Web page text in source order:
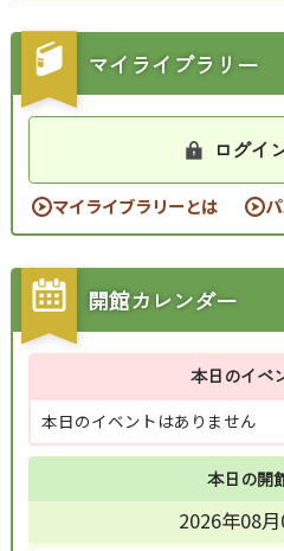
マイライブラリー
ログイ
マイライブラリーとは
開館カレンダー
本日のイベ
本日のイベントはありません
本日の開
2026年08